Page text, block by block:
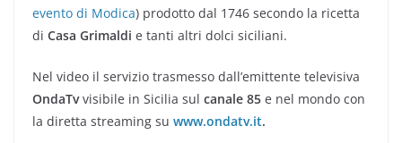
evento di Modica) prodotto dal 1746 secondo la ricetta
di Casa Grimaldi e tanti altri dolci siciliani.
Nel video il servizio trasmesso dall’emittente televisiva
OndaTvvisibile in Sicilia sul canale 85 e nel mondo con
la diretta streaming su www.ondatv.it.